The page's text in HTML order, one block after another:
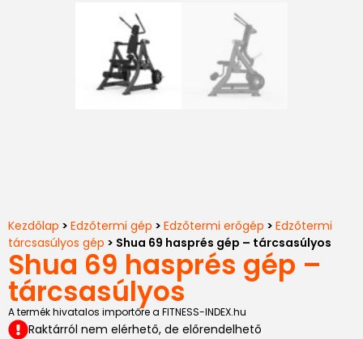
Kezdőlap > Edzőtermi gép > Edzőtermi erőgép > Edzőtermi
tárcsasúlyos gép > Shua 69 hasprés gép – tárcsasúlyos
Shua 69 hasprés gép –
tárcsasúlyos
A termék hivatalos importőre a FITNESS-INDEX.hu
Raktárról nem elérhető, de előrendelhető